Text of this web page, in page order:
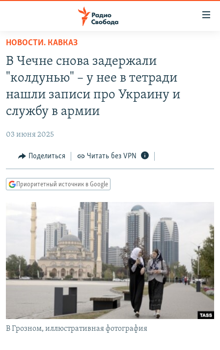
упрощенного
доступа
Вернуться
основному
содержанию
Вернутся
навигации
Вернутся
ПОДКАСТЫ
АВТОРСКИЕ ПРОЕКТЫ
ЦИТАТЫ СВОБОДЫ
IDEL.РЕАЛИИ
КАВКАЗ.РЕАЛИИ
СИБИРЬ.РЕАЛИИ
РАСПИСАНИЕ ВЕЩАНИЯ
ПОДПИШИТЕСЬ НА РАССЫЛКУ
СОЦИАЛЬНЫЕ СЕТИ
НОВОСТИ. КАВКАЗ
В Чечне снова задержали
"колдунью" – у нее в тетради
нашли записи про Украину и
службу в армии
03 июня 2025
Поделиться Читать без VPN
Приоритетный источник в Google
В Грозном, иллюстративная фотография